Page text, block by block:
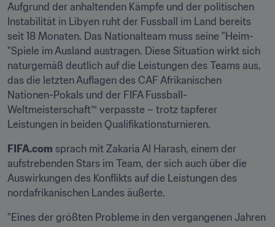
Aufgrund der anhaltenden Kämpfe und der politischen
Instabilität in Libyen ruht der Fussball im Land bereits
seit 18 Monaten. Das Nationalteam muss seine "Heim-
"Spiele im Ausland austragen. Diese Situation wirkt sich
naturgemäß deutlich auf die Leistungen des Teams aus,
das die letzten Auflagen des CAF Afrikanischen
Nationen-Pokals und der FIFA Fussball-
Weltmeisterschaft™ verpasste – trotz tapferer
Leistungen in beiden Qualifikationsturnieren.
FIFA.com sprach mit Zakaria Al Harash, einem der
aufstrebenden Stars im Team, der sich auch über die
Auswirkungen des Konflikts auf die Leistungen des
nordafrikanischen Landes äußerte.
"Eines der größten Probleme in den vergangenen Jahren